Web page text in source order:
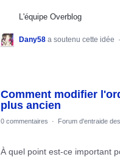
L'équipe Overblog
Dany58 a soutenu cette idée ·
Comment modifier
plus ancien
0 commentaires · Forum d'entraide
À quel point est-ce important